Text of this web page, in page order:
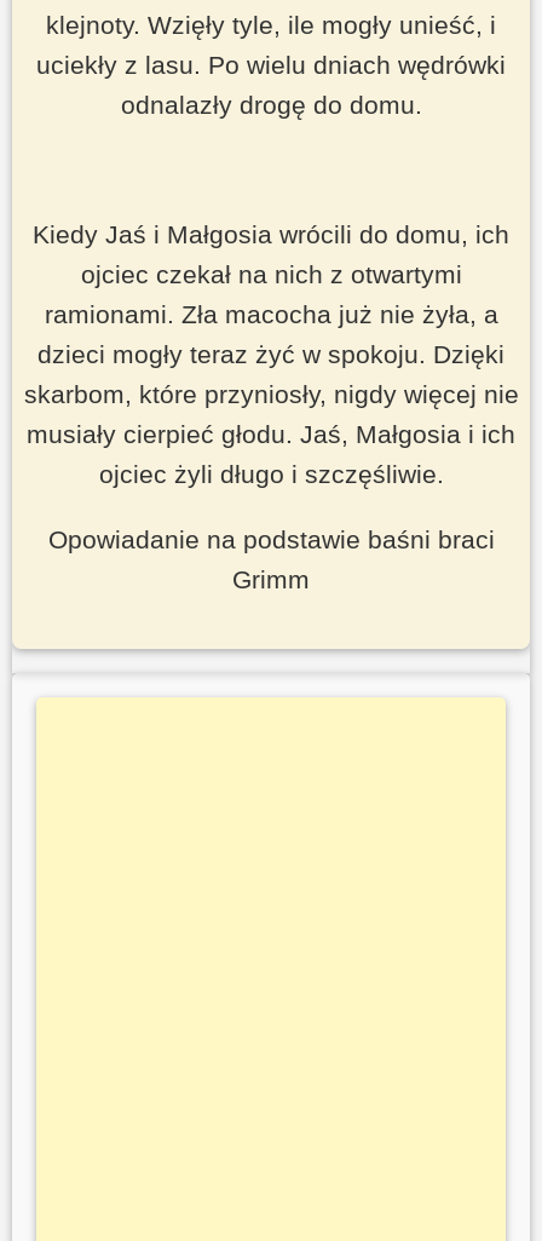
klejnoty. Wzięły tyle, ile mogły unieść, i
uciekły z lasu. Po wielu dniach wędrówki
odnalazły drogę do domu.
Kiedy Jaś i Małgosia wrócili do domu, ich
ojciec czekał na nich z otwartymi
ramionami. Zła macocha już nie żyła, a
dzieci mogły teraz żyć w spokoju. Dzięki
skarbom, które przyniosły, nigdy więcej nie
musiały cierpieć głodu. Jaś, Małgosia i ich
ojciec żyli długo i szczęśliwie.
Opowiadanie na podstawie baśni braci
Grimm